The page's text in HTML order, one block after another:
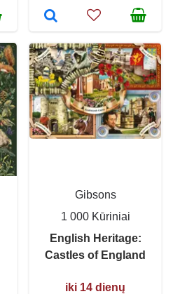
Gibsons
1 000 Kūriniai
English Heritage:
Castles of England
iki 14 dienų